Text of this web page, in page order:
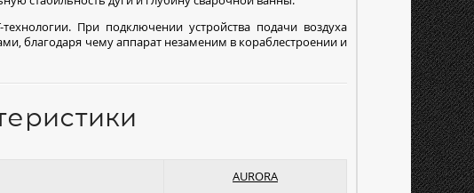
При подключении устройства подачи воздуха
благодаря чему аппарат незаменим в кораблестроении и
AURORA